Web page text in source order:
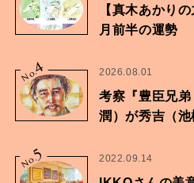
【真木あかり
月前半の運勢
No.
4 2026.08.01
考察『豊臣兄
潤）が秀吉（
No.5 2022.09.14